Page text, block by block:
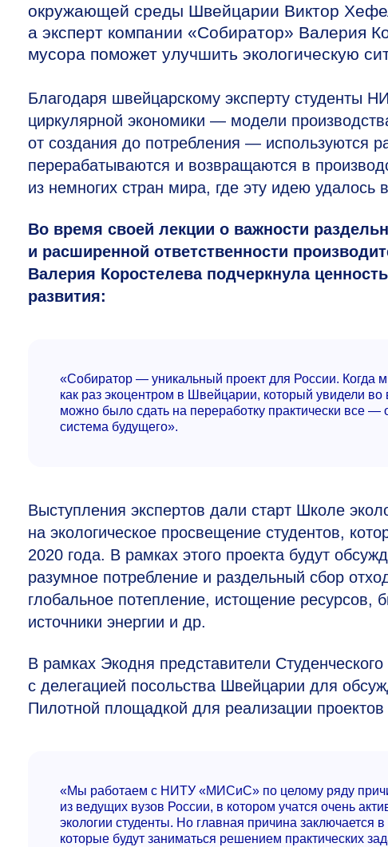
окружающей среды Швейцарии Виктор
а эксперт компании «Собиратор» Валерия
мусора поможет улучшить экологическую
Благодаря швейцарскому эксперту студенты
циркулярной экономики — модели
от создания до потребления — используются
перерабатываются и возвращаются в
из немногих стран мира, где эту идею удалось
Во время своей лекции о важности
и расширенной ответственности
Валерия Коростелева подчеркнула
развития:
«Собиратор — уникальный проект для России. Когда
как раз экоцентром в Швейцарии, который увидели
можно было сдать на переработку практически все —
система будущего».
Выступления экспертов дали старт Школе
на экологическое просвещение студентов,
2020 года. В рамках этого проекта будут
разумное потребление и раздельный сбор
глобальное потепление, истощение ресурсов,
источники энергии и др.
В рамках Экодня представители
с делегацией посольства Швейцарии для
Пилотной площадкой для реализации
«Мы работаем с НИТУ «МИСиС» по целому ряду
из ведущих вузов России, в котором учатся очень
экологии студенты. Но главная причина заключается
которые будут заниматься решением практических